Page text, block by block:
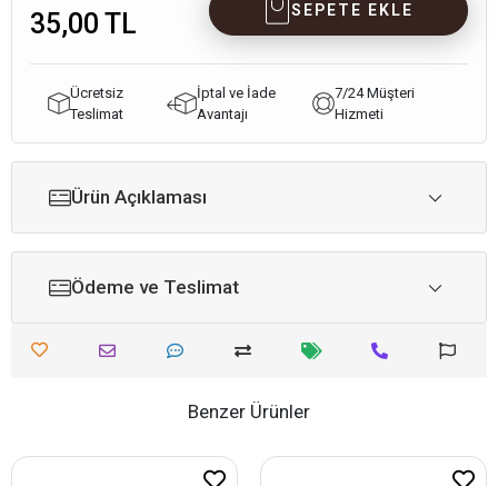
35,00 TL SEPETE EKLE
Ücretsiz
Teslimat
İptal ve İade
Avantajı
7/24 Müşteri
Hizmeti
Ürün Açıklaması
Ödeme ve Teslimat
Benzer Ürünler